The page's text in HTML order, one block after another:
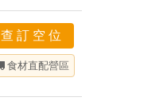
查 訂 空 位
食材直配營區